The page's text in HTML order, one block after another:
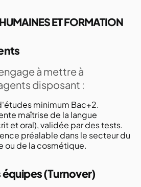
ET FORMATION
à mettre à
disposant :
minimum Bac+2.
maîtrise de la langue
et oral), validée par des tests.
préalable dans le secteur du
ou de la cosmétique.
(Turnover)